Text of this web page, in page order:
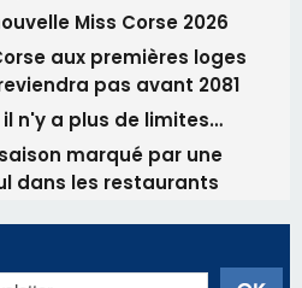
Sainte-Marie et
en Corse pour
?